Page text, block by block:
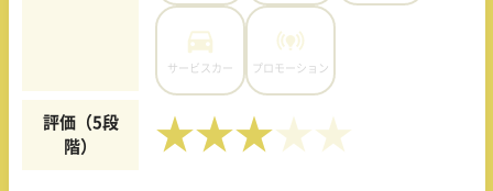
サービスカー プロモーション
評価（5段
階）
★★★